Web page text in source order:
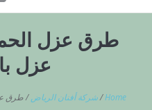
طرق عزل
عزل
Home
/شركة أفنان الرياض /طرق